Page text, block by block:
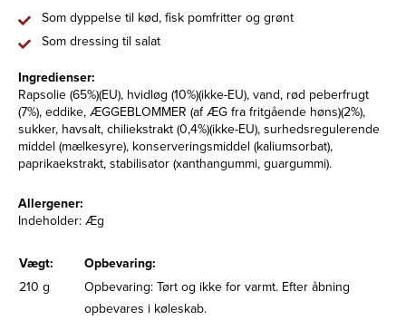
Som dyppelse til kød, fisk pomfritter og grønt
Som dressing til salat
Ingredienser:
Rapsolie (65%)(EU), hvidløg (10%)(ikke-EU), vand, rød peberfrugt
(7%), eddike, ÆGGEBLOMMER (af ÆG fra fritgående høns)(2%),
sukker, havsalt, chiliekstrakt (0,4%)(ikke-EU), surhedsregulerende
middel (mælkesyre), konserveringsmiddel (kaliumsorbat),
paprikaekstrakt, stabilisator (xanthangummi, guargummi).
Allergener:
Indeholder: Æg
Vægt:
Opbevaring:
210 g
Opbevaring: Tørt og ikke for varmt. Efter åbning
opbevares i køleskab.